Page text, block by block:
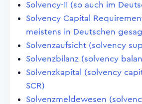
Solvency-II (so auch im
Solvency Capital
meistens in Deutschen
Solvenzaufsicht (solvency
Solvenzbilanz (solvency
Solvenzkapital (solvency
SCR)
Solvenzmeldewesen